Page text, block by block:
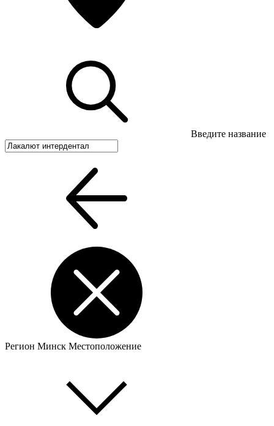
Введите название
Регион Минск Местоположение